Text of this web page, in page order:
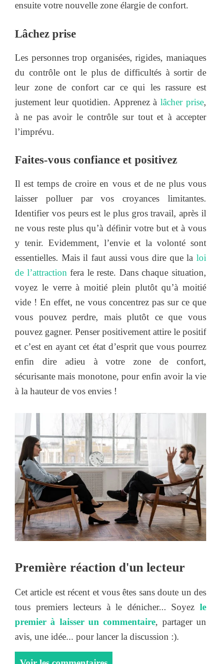
ensuite votre nouvelle zone élargie de confort.
Lâchez prise
Les personnes trop organisées, rigides, maniaques
du contrôle ont le plus de difficultés à sortir de
leur zone de confort car ce qui les rassure est
justement leur quotidien. Apprenez àlâcher prise,
à ne pas avoir le contrôle sur tout et à accepter
l’imprévu.
Faites-vous confiance et positivez
Il est temps de croire en vous et de ne plus vous
laisser polluer par vos croyances limitantes.
Identifier vos peurs est le plus gros travail, après il
ne vous reste plus qu’à définir votre but et à vous
y tenir. Evidemment, l’envie et la volonté sont
essentielles. Mais il faut aussi vous dire que la loi
de l’attractionfera le reste. Dans chaque situation,
voyez le verre à moitié plein plutôt qu’à moitié
vide ! En effet, ne vous concentrez pas sur ce que
vous pouvez perdre, mais plutôt ce que vous
pouvez gagner. Penser positivement attire le positif
et c’est en ayant cet état d’esprit que vous pourrez
enfin dire adieu à votre zone de confort,
sécurisante mais monotone, pour enfin avoir la vie
à la hauteur de vos envies !
Première réaction d'un lecteur
Cet article est récent et vous êtes sans doute un des
tous premiers lecteurs à le dénicher... Soyez le
premier à laisser un commentaire, partager un
avis, une idée... pour lancer la discussion :).